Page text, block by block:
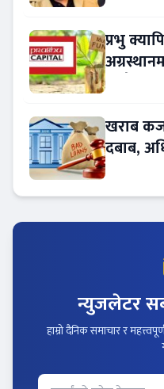
प्रभु
खराब
दबाब,
न्युजलेटर
हाम्रो दैनिक समाचार र